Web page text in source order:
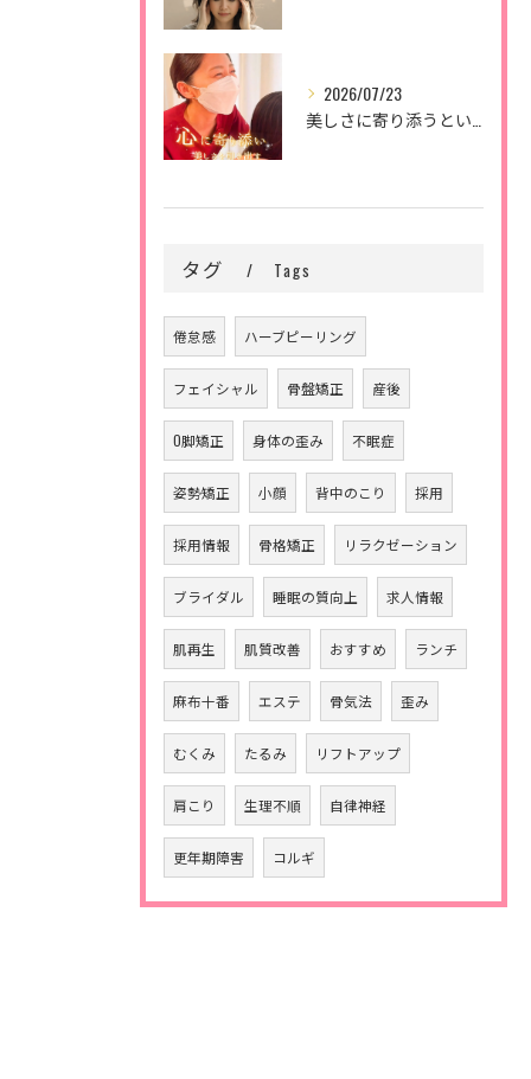
2026/07/23
タグ Tags
倦怠感 ハーブピーリング
フェイシャル 骨盤矯正 産後
O脚矯正 身体の歪み 不眠症
姿勢矯正 小顔 背中のこり 採用
採用情報 骨格矯正 リラクゼーション
ブライダル 睡眠の質向上 求人情報
肌再生 肌質改善 おすすめ ランチ
麻布十番 エステ 骨気法 歪み
むくみ たるみ リフトアップ
肩こり 生理不順 自律神経
更年期障害 コルギ